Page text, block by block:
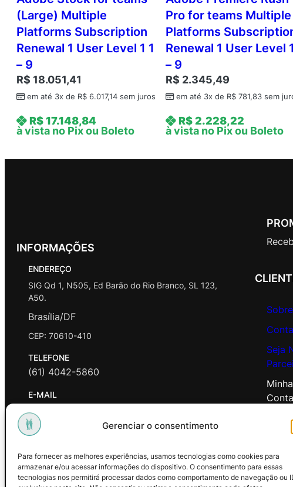
Gerenciar o consentimento
Para fornecer as melhores experiências, usamos tecnologias como cookies para
armazenar e/ou acessar informações do dispositivo. O consentimento para essas
tecnologias nos permitirá processar dados como comportamento de navegação ou
(Large) Multiple
Platforms Subscription
Renewal 1 User Level 1 1
– 9
R$ 18.051,41
em até 3x de R$ 6.017,14 sem juros
R$17.148,84
à vista no Pix ou Boleto
Pro for teams Multiple
Platforms
Renewal 1 User Level
– 9
R$ 2.345,49
em até 3x de R$ 781,83 sem
R$2.228,22
à vista no Pix ou Boleto
INFORMAÇÕES
ENDEREÇO
SIG Qd 1, N505, Ed Barão do Rio Branco, SL 123,
A50.
Brasília/DF
CEP: 70610-410
TELEFONE
(61) 4042-5860
E-MAIL
contato@promasters.net.br
HORÁRIO DE ATENDIMENTO
Facebook Instagram Youtube
Seja
Minha
Conta